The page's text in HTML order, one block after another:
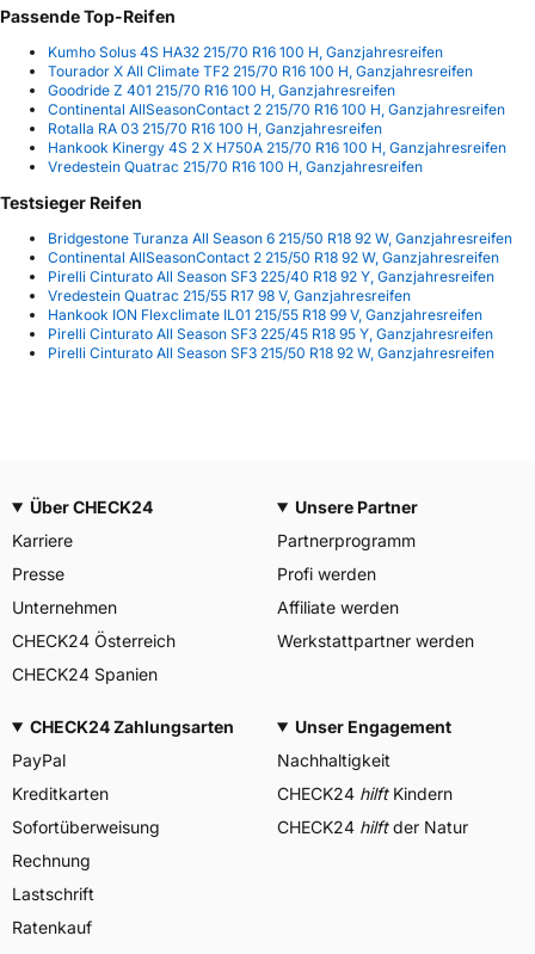
Passende Top-Reifen
Kumho Solus 4S HA32 215/70 R16 100 H, Ganzjahresreifen
Tourador X All Climate TF2 215/70 R16 100 H, Ganzjahresreifen
Goodride Z 401 215/70 R16 100 H, Ganzjahresreifen
Continental AllSeasonContact 2 215/70 R16 100 H, Ganzjahresreifen
Rotalla RA 03 215/70 R16 100 H, Ganzjahresreifen
Hankook Kinergy 4S 2 X H750A 215/70 R16 100 H, Ganzjahresreifen
Vredestein Quatrac 215/70 R16 100 H, Ganzjahresreifen
Testsieger Reifen
Bridgestone Turanza All Season 6 215/50 R18 92 W, Ganzjahresreifen
Continental AllSeasonContact 2 215/50 R18 92 W, Ganzjahresreifen
Pirelli Cinturato All Season SF3 225/40 R18 92 Y, Ganzjahresreifen
Vredestein Quatrac 215/55 R17 98 V, Ganzjahresreifen
Hankook ION Flexclimate IL01 215/55 R18 99 V, Ganzjahresreifen
Pirelli Cinturato All Season SF3 225/45 R18 95 Y, Ganzjahresreifen
Pirelli Cinturato All Season SF3 215/50 R18 92 W, Ganzjahresreifen
Über CHECK24
Karriere
Presse
Unternehmen
CHECK24 Österreich
CHECK24 Spanien
Unsere Partner
Partnerprogramm
Profi werden
Affiliate werden
Werkstattpartner werden
CHECK24 Zahlungsarten
PayPal
Kreditkarten
Sofortüberweisung
Rechnung
Lastschrift
Ratenkauf
Unser Engagement
Nachhaltigkeit
CHECK24 hilftKindern
CHECK24 hilftder Natur